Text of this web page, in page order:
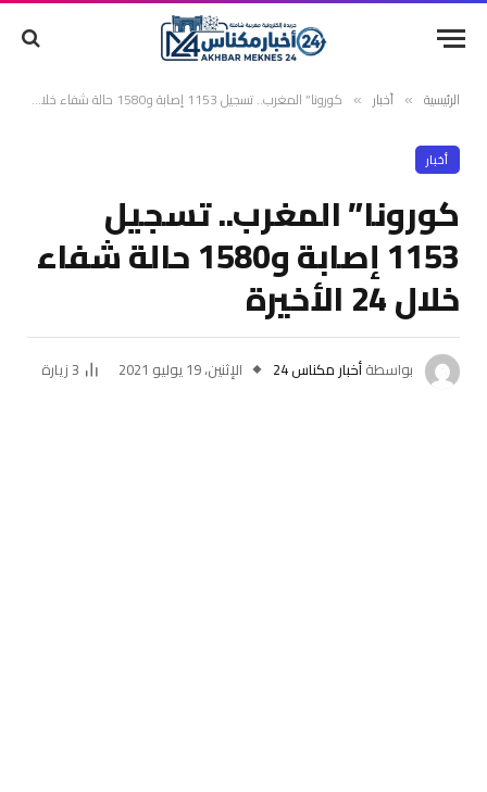
الرئيسية » أخبار » كورونا” المغرب.. تسجيل 1153 إصابة و1580 حالة شفاء خلال 24 الأخيرة
أخبار
كورونا” المغرب.. تسجيل
1153 إصابة و1580 حالة شفاء
خلال 24 الأخيرة
بواسطةأخبار مكناس 24 الإثنين، 19 يوليو 2021 3زيارة